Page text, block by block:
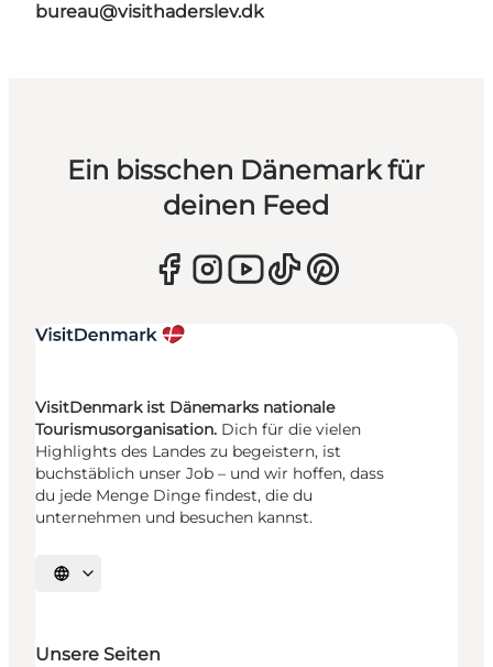
bureau@visithaderslev.dk
Ein bisschen Dänemark für
deinen Feed
VisitDenmark ist Dänemarks nationale
Tourismusorganisation. Dich für die vielen
Highlights des Landes zu begeistern, ist
buchstäblich unser Job – und wir hoffen, dass
du jede Menge Dinge findest, die du
unternehmen und besuchen kannst.
Sprache auswählen
Unsere Seiten